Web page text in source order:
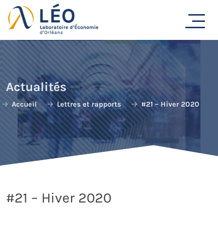
Passer
au
contenu
Actualités
Accueil Lettres et rapports #21 – Hiver 2020
#21 – Hiver 2020